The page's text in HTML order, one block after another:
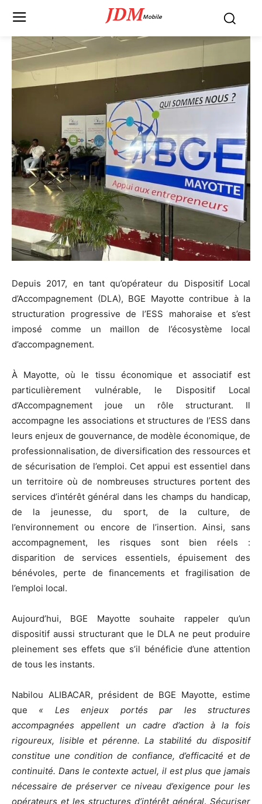
JDMMobile
Depuis 2017, en tant qu’opérateur du Dispositif Local
d’Accompagnement (DLA), BGE Mayotte contribue à la
structuration progressive de l’ESS mahoraise et s’est
imposé comme un maillon de l’écosystème local
d’accompagnement.
À Mayotte, où le tissu économique et associatif est
particulièrement vulnérable, le Dispositif Local
d’Accompagnement joue un rôle structurant. Il
accompagne les associations et structures de l’ESS dans
leurs enjeux de gouvernance, de modèle économique, de
professionnalisation, de diversification des ressources et
de sécurisation de l’emploi. Cet appui est essentiel dans
un territoire où de nombreuses structures portent des
services d’intérêt général dans les champs du handicap,
de la jeunesse, du sport, de la culture, de
l’environnement ou encore de l’insertion. Ainsi, sans
accompagnement, les risques sont bien réels :
disparition de services essentiels, épuisement des
bénévoles, perte de financements et fragilisation de
l’emploi local.
Aujourd’hui, BGE Mayotte souhaite rappeler qu’un
dispositif aussi structurant que le DLA ne peut produire
pleinement ses effets que s’il bénéficie d’une attention
de tous les instants.
Nabilou ALIBACAR, président de BGE Mayotte, estime
que « Les enjeux portés par les structures
accompagnées appellent un cadre d’action à la fois
rigoureux, lisible et pérenne. La stabilité du dispositif
constitue une condition de confiance, d’efficacité et de
continuité. Dans le contexte actuel, il est plus que jamais
nécessaire de préserver ce niveau d’exigence pour les
opérateurs et les structures d’intérêt général. Sécuriser